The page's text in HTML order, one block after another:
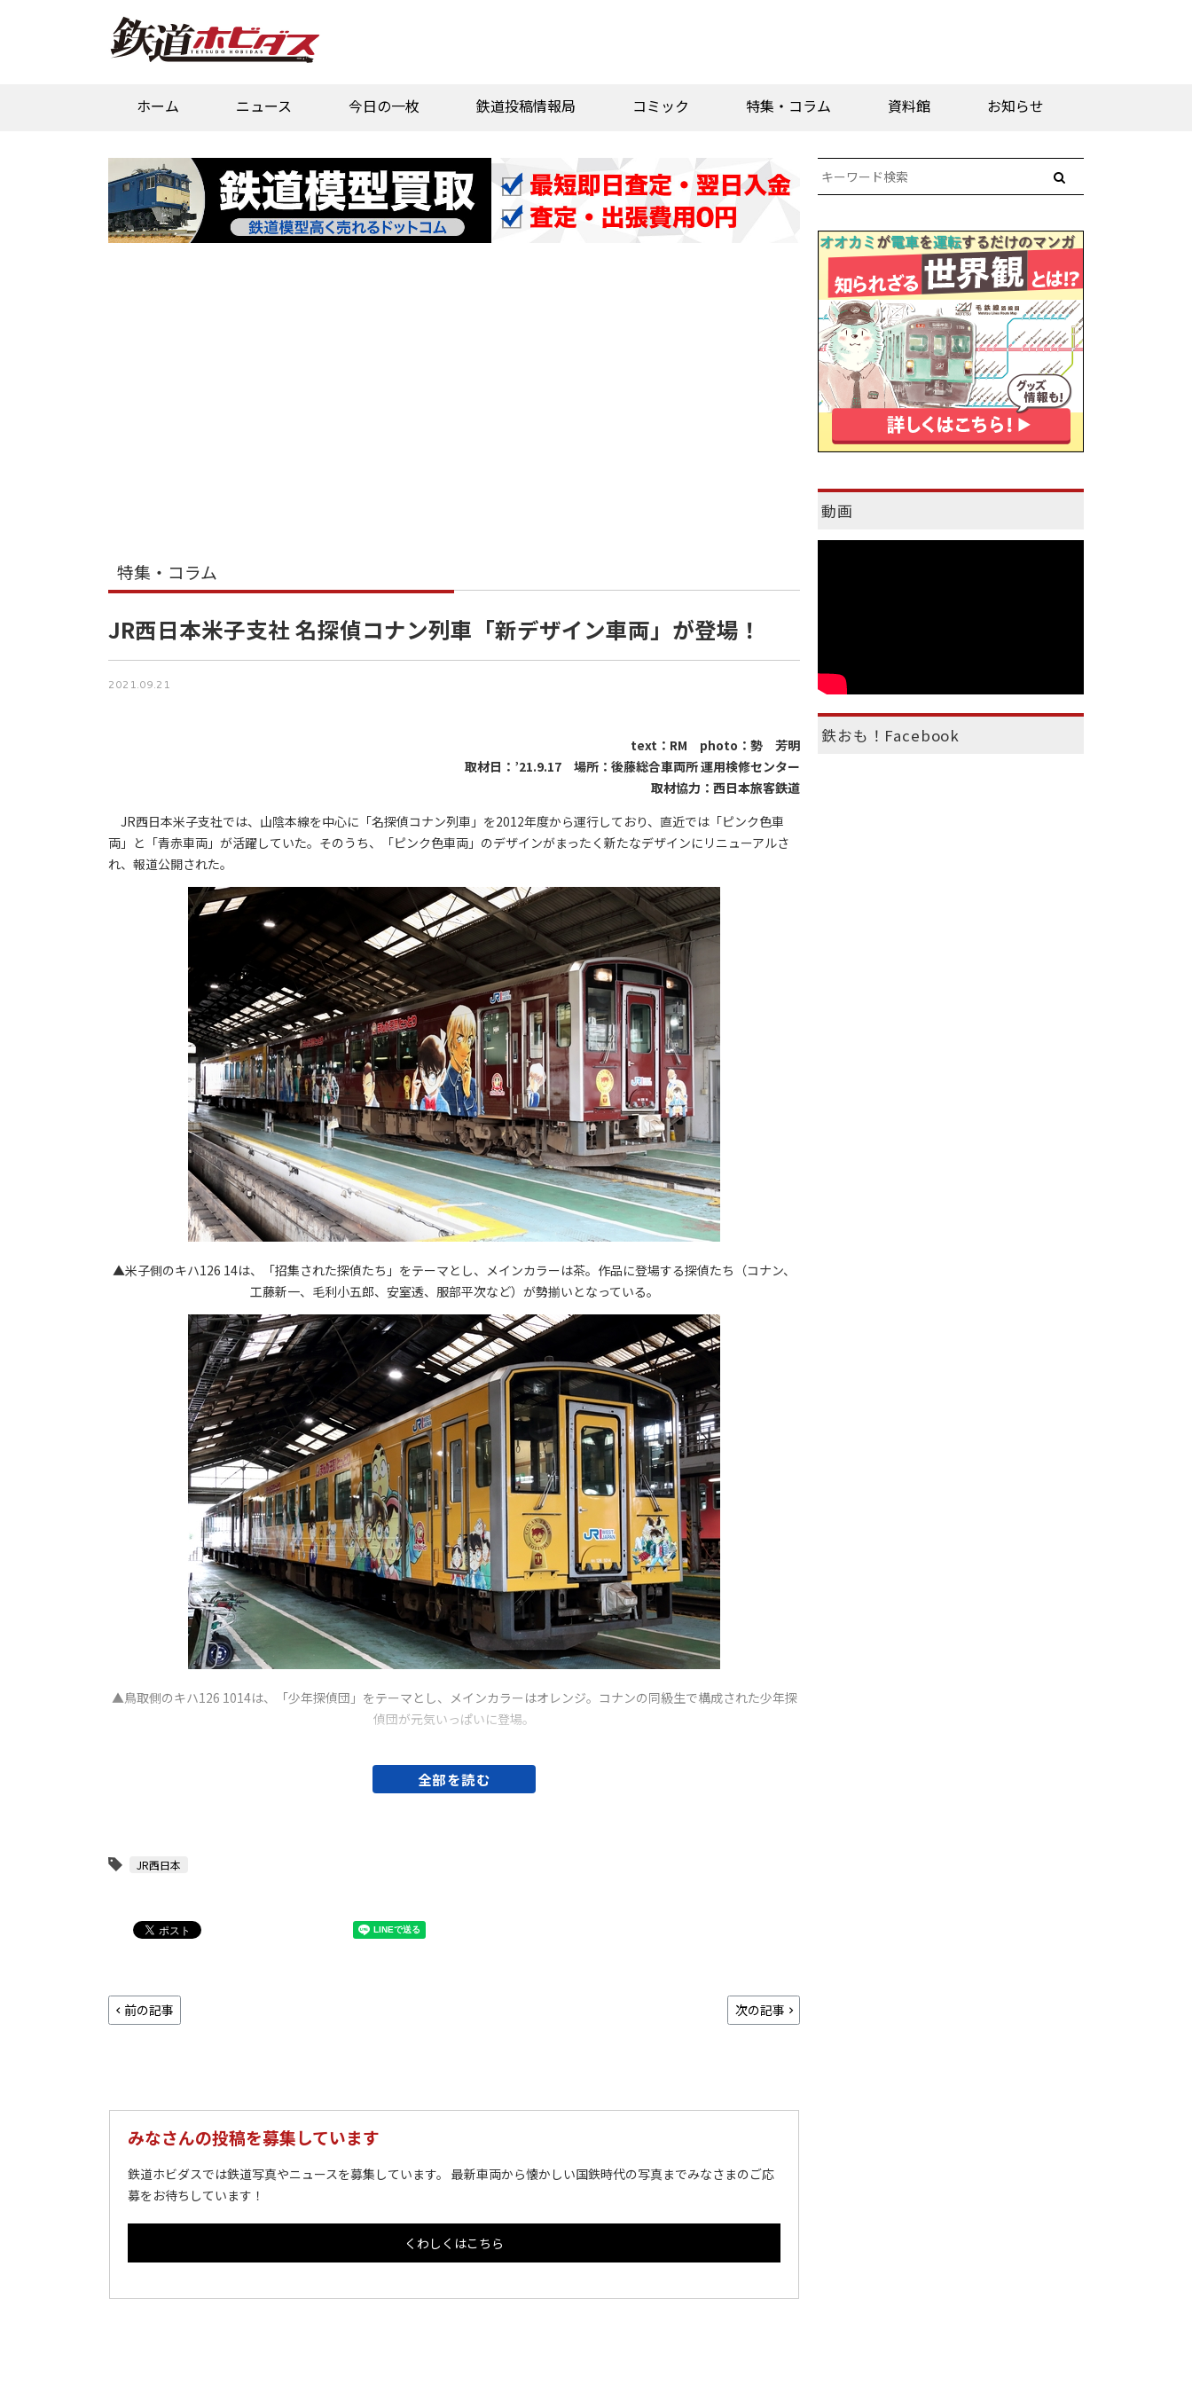
ホーム ニュース 今日の一枚 鉄道投稿情報局 コミック 特集・コラム 資料館 お知らせ
特集・コラム
JR西日本米子支社 名探偵コナン列車「新デザイン車両」が登場！
2021.09.21
text：RM photo：勢 芳明
取材日：’21.9.17 場所：後藤総合車両所 運用検修センター
取材協力：西日本旅客鉄道
JR西日本米子支社では、山陰本線を中心に「名探偵コナン列車」を2012年度から運行しており、直近では「ピンク色車
両」と「青赤車両」が活躍していた。そのうち、「ピンク色車両」のデザインがまったく新たなデザインにリニューアルさ
れ、報道公開された。
▲米子側のキハ126 14は、「招集された探偵たち」をテーマとし、メインカラーは茶。作品に登場する探偵たち（コナン、
工藤新一、毛利小五郎、安室透、服部平次など）が勢揃いとなっている。
▲鳥取側のキハ126 1014は、「少年探偵団」をテーマとし、メインカラーはオレンジ。コナンの同級生で構成された少年探
偵団が元気いっぱいに登場。
全部を読む
JR西日本
前の記事 次の記事
みなさんの投稿を募集しています
鉄道ホビダスでは鉄道写真やニュースを募集しています。 最新車両から懐かしい国鉄時代の写真までみなさまのご応
募をお待ちしています！
くわしくはこちら
動画
鉄おも！Facebook